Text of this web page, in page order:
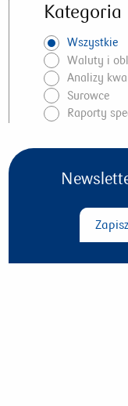
Kategoria
Wszystkie
Waluty i
Analizy
Surowce
Raporty